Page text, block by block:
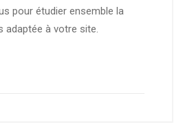
pour étudier ensemble la
adaptée à votre site.